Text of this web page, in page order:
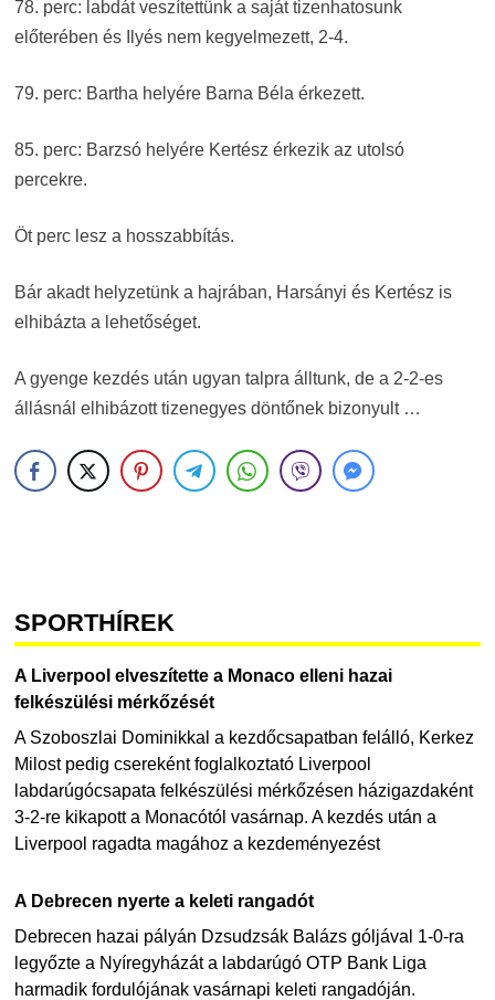
78. perc: labdát veszítettünk a saját tizenhatosunk
előterében és Ilyés nem kegyelmezett, 2-4.
79. perc: Bartha helyére Barna Béla érkezett.
85. perc: Barzsó helyére Kertész érkezik az utolsó
percekre.
Öt perc lesz a hosszabbítás.
Bár akadt helyzetünk a hajrában, Harsányi és Kertész is
elhibázta a lehetőséget.
A gyenge kezdés után ugyan talpra álltunk, de a 2-2-es
állásnál elhibázott tizenegyes döntőnek bizonyult …
SPORTHÍREK
A Liverpool elveszítette a Monaco elleni hazai
felkészülési mérkőzését
A Szoboszlai Dominikkal a kezdőcsapatban felálló, Kerkez
Milost pedig csereként foglalkoztató Liverpool
labdarúgócsapata felkészülési mérkőzésen házigazdaként
3-2-re kikapott a Monacótól vasárnap. A kezdés után a
Liverpool ragadta magához a kezdeményezést
A Debrecen nyerte a keleti rangadót
Debrecen hazai pályán Dzsudzsák Balázs góljával 1-0-ra
legyőzte a Nyíregyházát a labdarúgó OTP Bank Liga
harmadik fordulójának vasárnapi keleti rangadóján.